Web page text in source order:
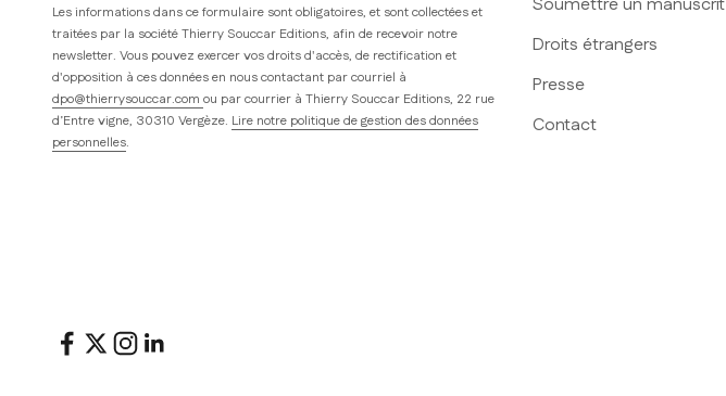
Les informations dans ce formulaire sont obligatoires, et sont collectées et
traitées par la société Thierry Souccar Editions, afin de recevoir notre
newsletter. Vous pouvez exercer vos droits d'accès, de rectification et
d'opposition à ces données en nous contactant par courriel à
dpo@thierrysouccar.com ou par courrier à Thierry Souccar Editions, 22 rue
d’Entre vigne, 30310 Vergèze. Lire notre politique de gestion des données
personnelles.
Droits étrangers
Presse
Contact